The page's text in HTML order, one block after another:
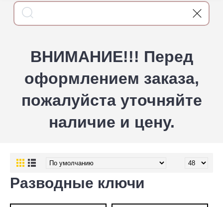
ВНИМАНИЕ!!! Перед
оформлением заказа,
пожалуйста уточняйте
наличие и цену.
Разводные ключи